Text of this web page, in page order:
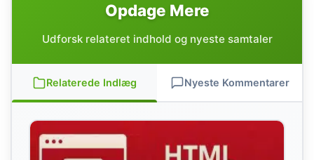
Opdage Mere
Udforsk relateret indhold og nyeste samtaler
Relaterede Indlæg Nyeste Kommentarer